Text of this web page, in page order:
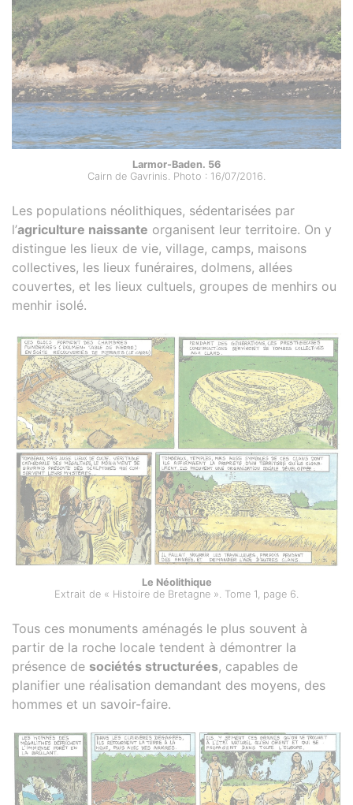
Larmor-Baden. 56
Cairn de Gavrinis. Photo : 16/07/2016.
Les populations néolithiques, sédentarisées par
l’agriculture naissante organisent leur territoire. On y
distingue les lieux de vie, village, camps, maisons
collectives, les lieux funéraires, dolmens, allées
couvertes, et les lieux cultuels, groupes de menhirs ou
menhir isolé.
Le Néolithique
Extrait de « Histoire de Bretagne ». Tome 1, page 6.
Tous ces monuments aménagés le plus souvent à
partir de la roche locale tendent à démontrer la
présence de sociétés structurées, capables de
planifier une réalisation demandant des moyens, des
hommes et un savoir-faire.